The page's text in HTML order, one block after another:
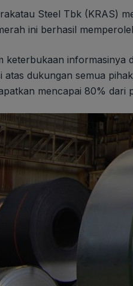
Steel Tbk (KRAS)
ini berhasil
keterbukaan informasinya
atas dukungan semua
mencapai 80% dari